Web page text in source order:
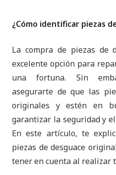
¿Cómo identificar piezas
La compra de piezas de
excelente opción para
una fortuna. Sin
asegurarte de que las
originales y estén en
garantizar la seguridad y
En este artículo, te
piezas de desguace
tener en cuenta al realizar